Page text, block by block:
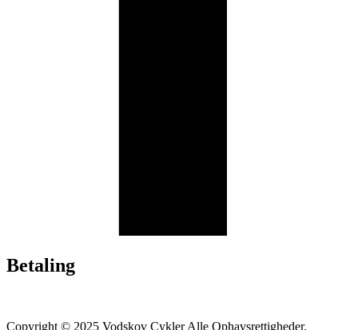
Betaling
Copyright © 2025 Vodskov Cykler Alle Ophavsrettigheder.